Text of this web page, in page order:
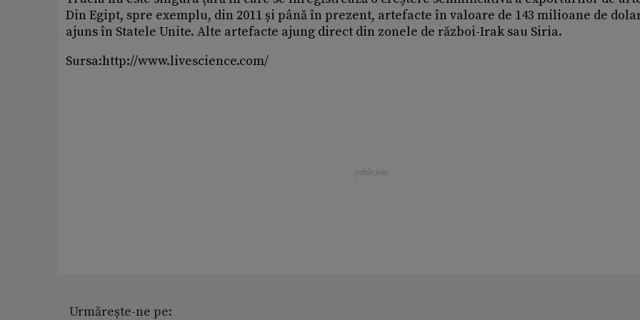
Din Egipt, spre exemplu, din 2011 și până în prezent, artefacte în valoare de 143 milioane de
ajuns în Statele Unite. Alte artefacte ajung direct din zonele de război-Irak sau Siria.
Sursa:http://www.livescience.com/
Urmărește-ne pe: